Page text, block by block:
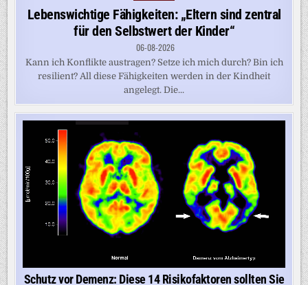
in
Lebenswichtige Fähigkeiten: „Eltern sind zentral
für den Selbstwert der Kinder“
06-08-2026
Kann ich Konflikte austragen? Setze ich mich durch? Bin ich
resilient? All diese Fähigkeiten werden in der Kindheit
angelegt. Die...
Schutz vor Demenz: Diese 14 Risikofaktoren sollten Sie